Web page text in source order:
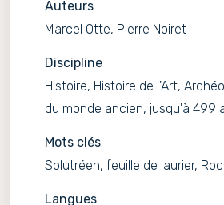
Auteurs
Marcel Otte, Pierre Noiret
Discipline
Histoire, Histoire de l'Art,
du monde ancien, jusqu'à 499
Mots clés
Solutréen, feuille de laurier,
Langues